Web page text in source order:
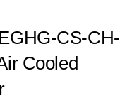
CS-CH-
Cooled